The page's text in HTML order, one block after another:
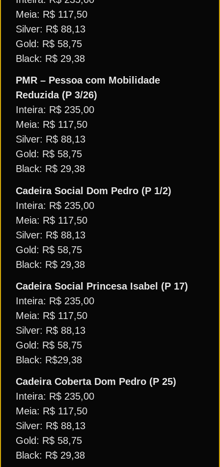
Meia: R$ 117,50
Silver: R$ 88,13
Gold: R$ 58,75
Black: R$ 29,38
PMR – Pessoa com Mobilidade
Reduzida (P 3/26)
Inteira: R$ 235,00
Meia: R$ 117,50
Silver: R$ 88,13
Gold: R$ 58,75
Black: R$ 29,38
Cadeira Social Dom Pedro (P 1/2)
Inteira: R$ 235,00
Meia: R$ 117,50
Silver: R$ 88,13
Gold: R$ 58,75
Black: R$ 29,38
Cadeira Social Princesa Isabel (P 17)
Inteira: R$ 235,00
Meia: R$ 117,50
Silver: R$ 88,13
Gold: R$ 58,75
Black: R$29,38
Cadeira Coberta Dom Pedro (P 25)
Inteira: R$ 235,00
Meia: R$ 117,50
Silver: R$ 88,13
Gold: R$ 58,75
Black: R$ 29,38